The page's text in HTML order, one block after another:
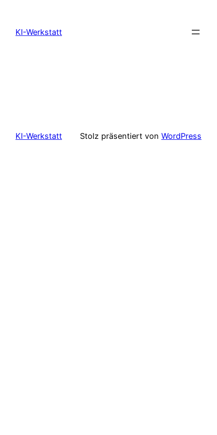
springen
KI-Werkstatt
KI-Werkstatt Stolz präsentiert von WordPress